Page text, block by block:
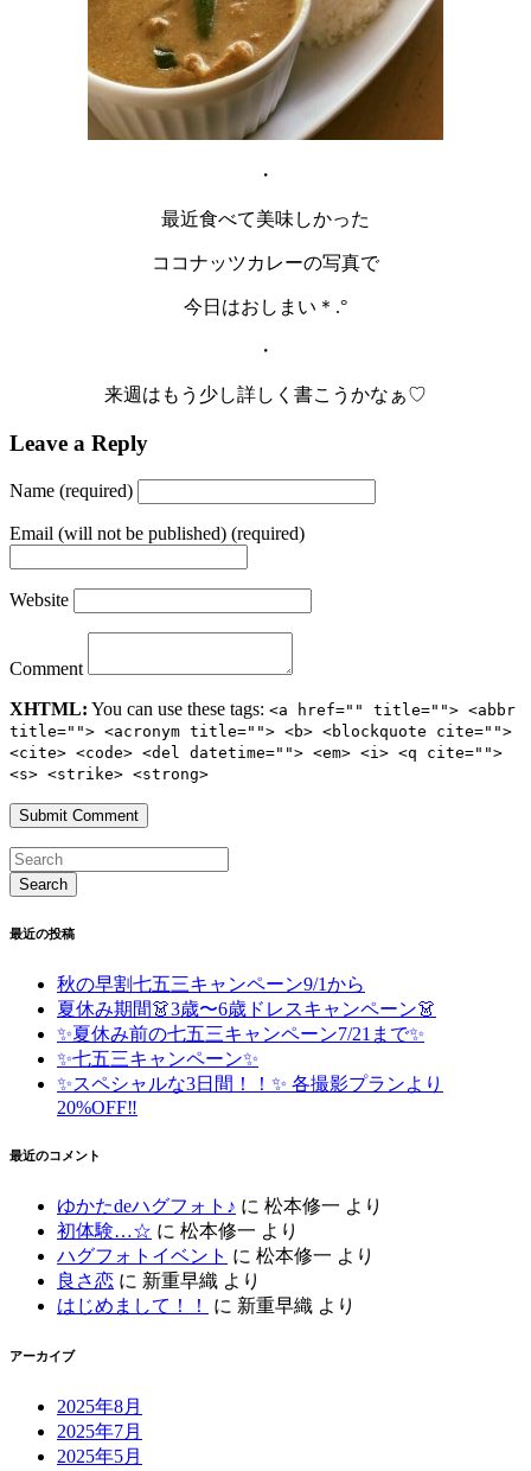
・
最近食べて美味しかった
ココナッツカレーの写真で
今日はおしまい＊.°
・
来週はもう少し詳しく書こうかなぁ♡
Leave a Reply
Name (required)
Email (will not be published) (required)
Website
Comment
XHTML: You can use these tags: <a href="" title=""> <abbr
title=""> <acronym title=""> <b> <blockquote cite="">
<cite> <code> <del datetime=""> <em> <i> <q cite="">
<s> <strike> <strong>
最近の投稿
秋の早割七五三キャンペーン9/1から
夏休み期間👗3歳〜6歳ドレスキャンペーン👗
✨夏休み前の七五三キャンペーン7/21まで✨
✨七五三キャンペーン✨
✨スペシャルな3日間！！✨ 各撮影プランより
20%OFF‼️
最近のコメント
ゆかたdeハグフォト♪ に 松本修一 より
初体験…☆ に 松本修一 より
ハグフォトイベント に 松本修一 より
良さ恋 に 新重早織 より
はじめまして！！
に 新重早織 より
アーカイブ
2025年8月
2025年7月
2025年5月